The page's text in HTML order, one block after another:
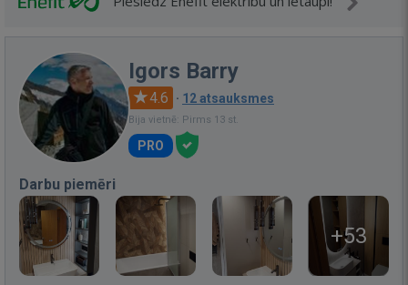
Igors Barry
4.6 · 12 atsauksmes
Bija vietnē: Pirms 13 st.
PRO
Darbu piemēri
+53